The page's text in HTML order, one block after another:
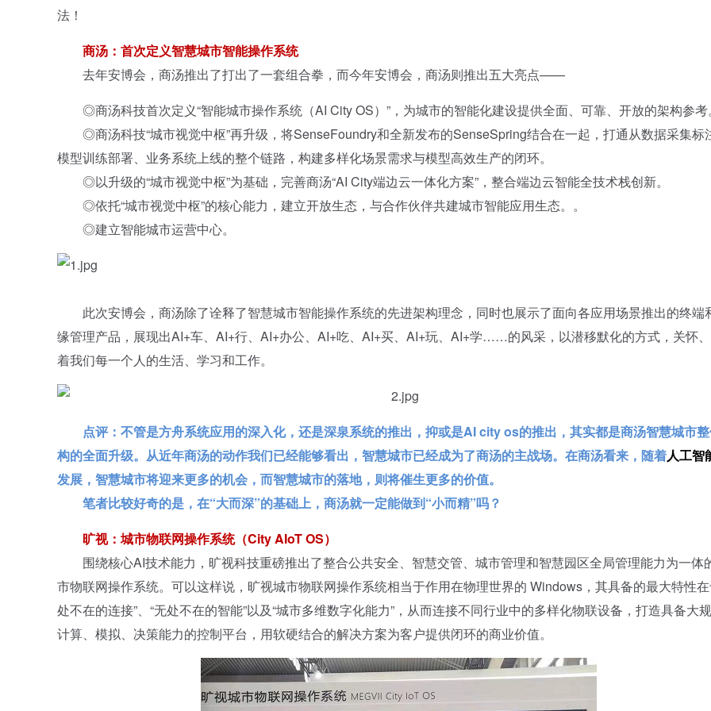
法！
商汤：首次定义智慧城市智能操作系统
去年安博会，商汤推出了打出了一套组合拳，而今年安博会，商汤则推出五大亮点——
◎商汤科技首次定义“智能城市操作系统（AI City OS）”，为城市的智能化建设提供全面、可靠、开放的架构参考。
◎商汤科技“城市视觉中枢”再升级，将SenseFoundry和全新发布的SenseSpring结合在一起，打通从数据采集标
模型训练部署、业务系统上线的整个链路，构建多样化场景需求与模型高效生产的闭环。
◎以升级的“城市视觉中枢”为基础，完善商汤“AI City端边云一体化方案”，整合端边云智能全技术栈创新。
◎依托“城市视觉中枢”的核心能力，建立开放生态，与合作伙伴共建城市智能应用生态。。
◎建立智能城市运营中心。
此次安博会，商汤除了诠释了智慧城市智能操作系统的先进架构理念，同时也展示了面向各应用场景推出的终端
缘管理产品，展现出AI+车、AI+行、AI+办公、AI+吃、AI+买、AI+玩、AI+学……的风采，以潜移默化的方式，关怀
着我们每一个人的生活、学习和工作。
点评：不管是方舟系统应用的深入化，还是深泉系统的推出，抑或是AI city os的推出，其实都是商汤智慧城市
构的全面升级。从近年商汤的动作我们已经能够看出，智慧城市已经成为了商汤的主战场。在商汤看来，随着人工智
发展，智慧城市将迎来更多的机会，而智慧城市的落地，则将催生更多的价值。
笔者比较好奇的是，在“大而深”的基础上，商汤就一定能做到“小而精”吗？
旷视：城市物联网操作系统（City AIoT OS）
围绕核心AI技术能力，旷视科技重磅推出了整合公共安全、智慧交管、城市管理和智慧园区全局管理能力为一体
市物联网操作系统。可以这样说，旷视城市物联网操作系统相当于作用在物理世界的 Windows，其具备的最大特性在
处不在的连接”、“无处不在的智能”以及“城市多维数字化能力”，从而连接不同行业中的多样化物联设备，打造具备大
计算、模拟、决策能力的控制平台，用软硬结合的解决方案为客户提供闭环的商业价值。